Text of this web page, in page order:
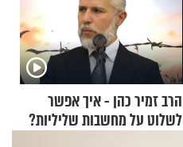
הרב זמיר כהן - איך אפשר
לשלוט על מחשבות שליליות?